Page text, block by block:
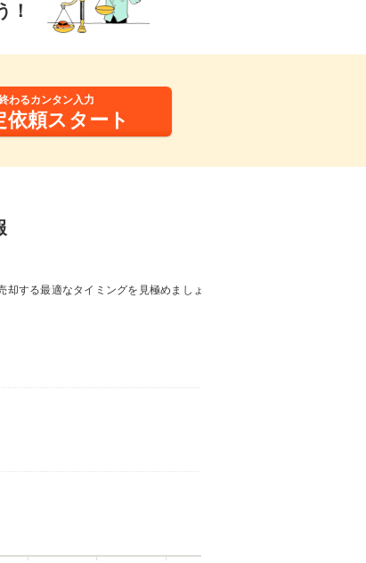
！
わるカンタン入力
依頼スタート
する最適なタイミングを見極めましょ